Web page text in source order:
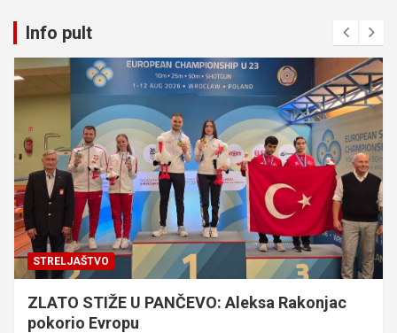
Info pult
STRELJAŠTVO
ZLATO STIŽE U PANČEVO: Aleksa Rakonjac
pokorio Evropu